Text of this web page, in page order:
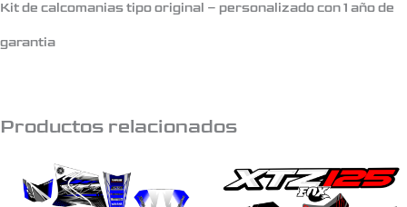
Kit de calcomanias tipo original – personalizado con 1 año de
garantia
Productos relacionados